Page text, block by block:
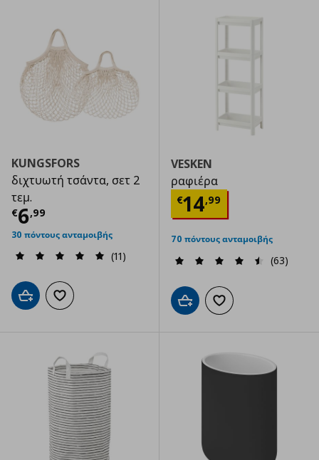
KUNGSFORS
διχτυωτή τσάντα, σετ 2
τεμ.
€6,99
Τρέχουσα τιμή € 6,99
30 πόντους ανταμοιβής
(11)
Προσθήκη στο καλάθι
Προσθήκη στα αγαπημένα
VESKEN
ραφιέρα
€14,99
Τρέχουσα
70 πόντους ανταμοιβής
(63)
Προσθήκη στο καλάθι
Προσθήκη στα